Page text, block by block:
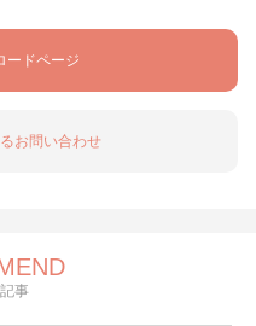
ードページ
お問い合わせ
事